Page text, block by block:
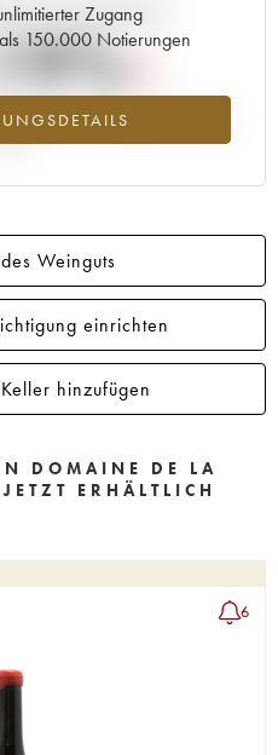
Zugang
150.000 Notierungen
der Preisnotierung
Jahr 2026 im Vergleich zum Jahr
des Weinguts
einrichten
hinzufügen
DOMAINE DE LA
ERHÄLTLICH
6